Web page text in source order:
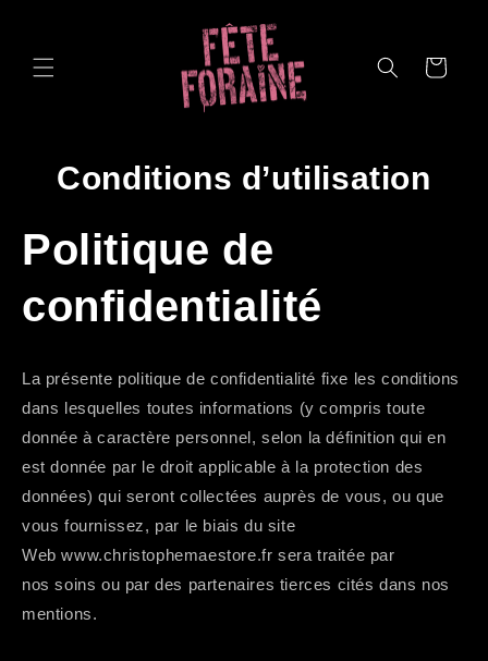
contenu
Panier
Conditions d’utilisation
Politique de
confidentialité
La présente politique de confidentialité fixe les conditions
dans lesquelles toutes informations (y compris toute
donnée à caractère personnel, selon la définition qui en
est donnée par le droit applicable à la protection des
données) qui seront collectées auprès de vous, ou que
vous fournissez, par le biais du site
Web www.christophemaestore.fr sera traitée par
nos soins ou par des partenaires tierces cités dans nos
mentions.